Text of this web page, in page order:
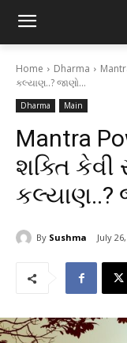
Home Dharma
કલ્યાણ..? જાણો...
Dharma Main
Mantra
શક્તિ કેવી
કલ્યાણ..?
By Sushma July